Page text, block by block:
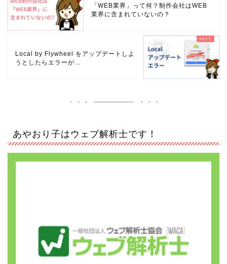
「WEB業界」って何？制作会社はWEB
業界に含まれていないの？
Local by Flywheel をアップデートしよ
うとしたらエラーが...
あやおり子はウェブ解析士です！